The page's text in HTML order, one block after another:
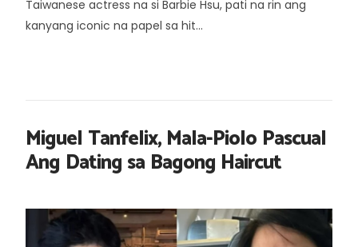
Taiwanese actress na si Barbie Hsu, pati na rin ang
kanyang iconic na papel sa hit...
Miguel Tanfelix, Mala-Piolo Pascual
Ang Dating sa Bagong Haircut